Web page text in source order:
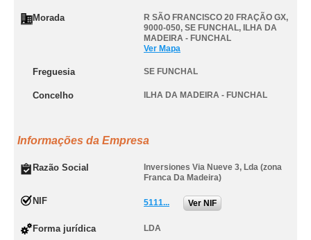
Morada
R SÃO FRANCISCO 20 FRAÇÃO GX,
9000-050, SE FUNCHAL, ILHA DA
MADEIRA - FUNCHAL
Ver Mapa
Freguesia SE FUNCHAL
Concelho ILHA DA MADEIRA - FUNCHAL
Informações da Empresa
Razão Social
Inversiones Via Nueve 3, Lda (zona
Franca Da Madeira)
NIF 5111... Ver NIF
Forma jurídica LDA